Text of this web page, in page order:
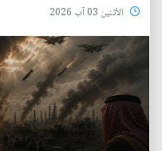
الأثنين 03 آب 2026